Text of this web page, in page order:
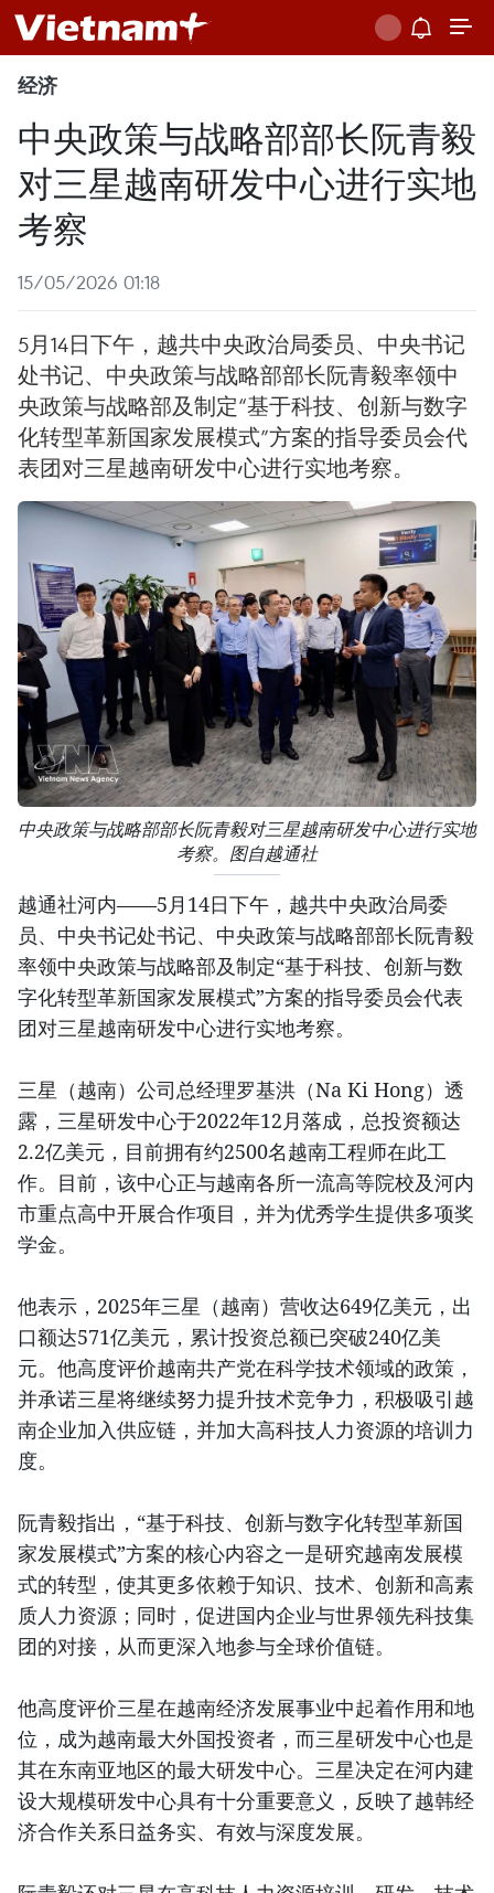
经济
中央政策与战略部部长阮青毅
对三星越南研发中心进行实地
考察
15/05/2026 01:18
5月14日下午，越共中央政治局委员、中央书记
处书记、中央政策与战略部部长阮青毅率领中
央政策与战略部及制定“基于科技、创新与数字
化转型革新国家发展模式”方案的指导委员会代
表团对三星越南研发中心进行实地考察。
中央政策与战略部部长阮青毅对三星越南研发中心进行实地
考察。图自越通社
越通社河内——5月14日下午，越共中央政治局委
员、中央书记处书记、中央政策与战略部部长阮青毅
率领中央政策与战略部及制定“基于科技、创新与数
字化转型革新国家发展模式”方案的指导委员会代表
团对三星越南研发中心进行实地考察。
三星（越南）公司总经理罗基洪（Na Ki Hong）透
露，三星研发中心于2022年12月落成，总投资额达
2.2亿美元，目前拥有约2500名越南工程师在此工
作。目前，该中心正与越南各所一流高等院校及河内
市重点高中开展合作项目，并为优秀学生提供多项奖
学金。
他表示，2025年三星（越南）营收达649亿美元，出
口额达571亿美元，累计投资总额已突破240亿美
元。他高度评价越南共产党在科学技术领域的政策，
并承诺三星将继续努力提升技术竞争力，积极吸引越
南企业加入供应链，并加大高科技人力资源的培训力
度。
阮青毅指出，“基于科技、创新与数字化转型革新国
家发展模式”方案的核心内容之一是研究越南发展模
式的转型，使其更多依赖于知识、技术、创新和高素
质人力资源；同时，促进国内企业与世界领先科技集
团的对接，从而更深入地参与全球价值链。
他高度评价三星在越南经济发展事业中起着作用和地
位，成为越南最大外国投资者，而三星研发中心也是
其在东南亚地区的最大研发中心。三星决定在河内建
设大规模研发中心具有十分重要意义，反映了越韩经
济合作关系日益务实、有效与深度发展。